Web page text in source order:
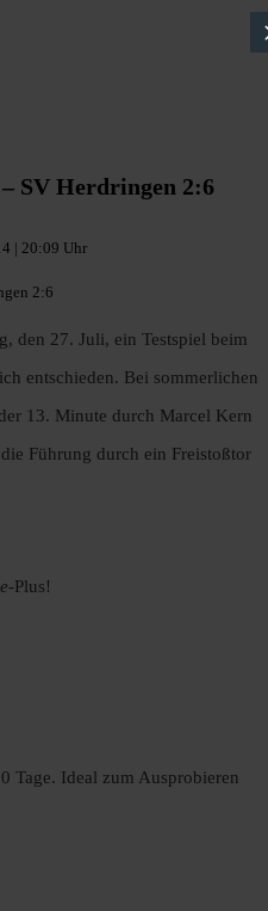
SV Herdringen 2:6
| 20:09 Uhr
den 27. Juli, ein Testspiel beim
entschieden. Bei sommerlichen
13. Minute durch Marcel Kern
Führung durch ein Freistoßtor
-Plus!
Tage. Ideal zum Ausprobieren